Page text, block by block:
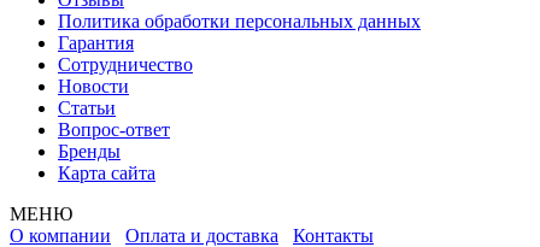
Политика обработки персональных данных
Гарантия
Сотрудничество
Новости
Статьи
Вопрос-ответ
Бренды
Карта сайта
МЕНЮ
О компании Оплата и доставка Контакты